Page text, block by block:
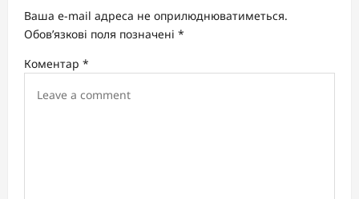
a
t
i
Ваша e-mail адреса не оприлюднюватиметься.
Обов’язкові поля позначені *
Коментар *